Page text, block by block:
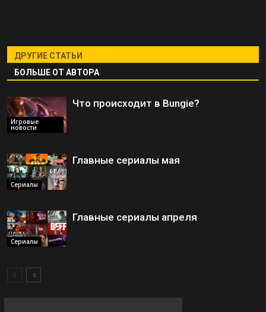
ДРУГИЕ СТАТЬИ
БОЛЬШЕ ОТ АВТОРА
Игровые
новости
Что происходит в Bungie?
Сериалы
Главные сериалы мая
Сериалы
Главные сериалы апреля